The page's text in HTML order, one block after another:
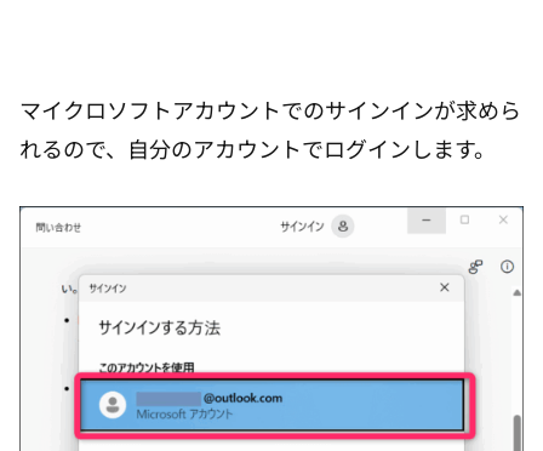
マイクロソフトアカウントでのサインインが求めら
れるので、自分のアカウントでログインします。